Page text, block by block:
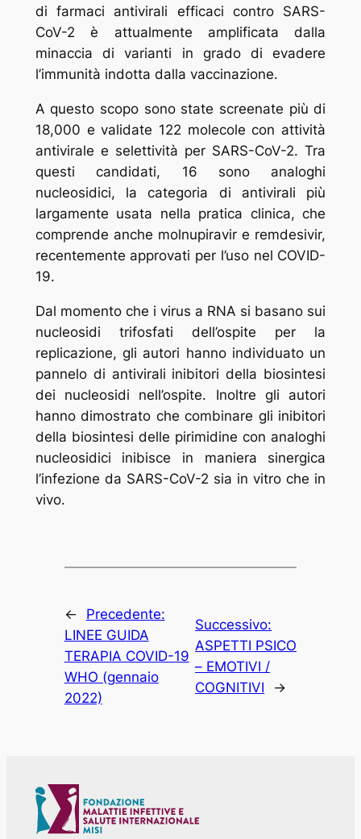
di farmaci antivirali efficaci contro SARS-
CoV-2 è attualmente amplificata dalla
minaccia di varianti in grado di evadere
l’immunità indotta dalla vaccinazione.
A questo scopo sono state screenate più di
18,000 e validate 122 molecole con attività
antivirale e selettività per SARS-CoV-2. Tra
questi candidati, 16 sono analoghi
nucleosidici, la categoria di antivirali più
largamente usata nella pratica clinica, che
comprende anche molnupiravir e remdesivir,
recentemente approvati per l’uso nel COVID-
19.
Dal momento che i virus a RNA si basano sui
nucleosidi trifosfati dell’ospite per la
replicazione, gli autori hanno individuato un
pannelo di antivirali inibitori della biosintesi
dei nucleosidi nell’ospite. Inoltre gli autori
hanno dimostrato che combinare gli inibitori
della biosintesi delle pirimidine con analoghi
nucleosidici inibisce in maniera sinergica
l’infezione da SARS-CoV-2 sia in vitro che in
vivo.
←
Precedente:
LINEE GUIDA
TERAPIA COVID-19
WHO (gennaio
2022)
Successivo:
ASPETTI PSICO
– EMOTIVI /
COGNITIVI
→